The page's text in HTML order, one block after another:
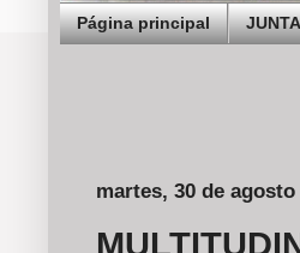
Página principal
martes, 30 de agosto